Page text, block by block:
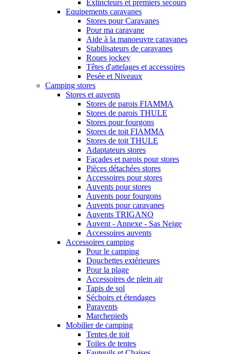
Extincteurs et premiers secours
Equipements caravanes
Stores pour Caravanes
Pour ma caravane
Aide à la manoeuvre caravanes
Stabilisateurs de caravanes
Roues jockey
Têtes d'attelages et accessoires
Pesée et Niveaux
Camping stores
Stores et auvents
Stores de parois FIAMMA
Stores de parois THULE
Stores pour fourgons
Stores de toit FIAMMA
Stores de toit THULE
Adaptateurs stores
Façades et parois pour stores
Pièces détachées stores
Accessoires pour stores
Auvents pour stores
Auvents pour fourgons
Auvents pour caravanes
Auvents TRIGANO
Auvent - Annexe - Sas Neige
Accessoires auvents
Accessoires camping
Pour le camping
Douchettes extérieures
Pour la plage
Accessoires de plein air
Tapis de sol
Séchoirs et étendages
Paravents
Marchepieds
Mobilier de camping
Tentes de toit
Toiles de tentes